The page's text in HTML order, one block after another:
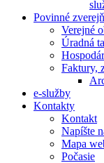
Povinné
Verejné
Úradná
Faktury,
e-služby
Kontakty
Kontakt
Napíšte
Mapa
Počasie